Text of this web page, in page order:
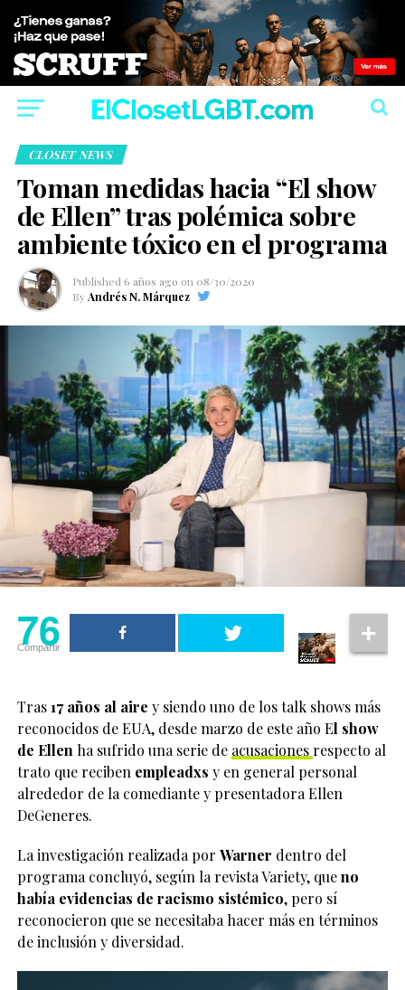
CLOSET NEWS
Toman medidas hacia “El show
de Ellen” tras polémica sobre
ambiente tóxico en el programa
Published 6 años ago on 08/30/2020
By Andrés N. Márquez
76
Compartir
Tras17 años al aire y siendo uno de los talk shows más
reconocidos de EUA, desde marzo de este año El show
de Ellen ha sufrido una serie de acusaciones respecto al
trato que reciben empleadxs y en general personal
alrededor de la comediante y presentadora Ellen
DeGeneres.
La investigación realizada por Warner dentro del
programa concluyó, según la revista Variety, queno
había evidencias de racismo sistémico, pero sí
reconocieron que se necesitaba hacer más en términos
de inclusión y diversidad.